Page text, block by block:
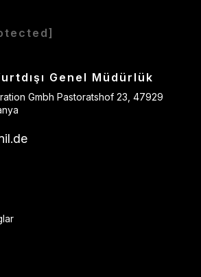
Genel Müdürlük
Gmbh Pastoratshof 23, 47929